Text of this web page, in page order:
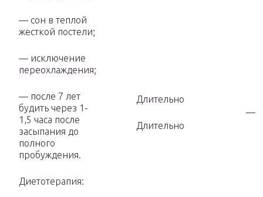
— сон в теплой
жесткой постели;
— исключение
переохлаждения;
— после 7 лет
будить через 1-
1,5 часа после
засыпания до
полного
пробуждения.
Диетотерапия:
Длительно
Длительно
—